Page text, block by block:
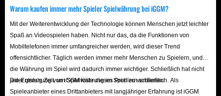
DLC-Gegenstände: Nur im jeweiligen Disney
Wie sammelt man In-Game-Ressourcen?
Das Sammeln von Ressourcen ist in Disney Dreamlight
Valley unerlässlich, da sie für das Abschließen von Quests,
das Herstellen von Gegenständen und den Aufbau des
Tals unerlässlich sind. Das Anlegen von ausreichend
Warum kaufen immer mehr Spieler Spielwährung bei iGGM?
Mit der Weiterentwicklung der Technologie können Menschen jetzt leichter
Spaß an Videospielen haben. Nicht nur das, da die Funktionen von
Mobiltelefonen immer umfangreicher werden, wird dieser Trend
offensichtlicher. Täglich werden immer mehr Menschen zu Spielern, und
die Währung im Spiel wird dadurch immer wichtiger. Schließlich hat nicht
jeder genug Zeit, um Spielwährung im Spiel zu verdienen.
Die Entstehung von iGGM löste dieses Problem schließlich. Als
Spieleanbieter eines Drittanbieters mit langjähriger Erfahrung ist iGGM